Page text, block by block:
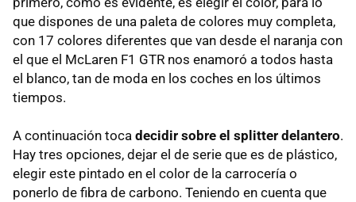
que dispones de una paleta de colores muy completa,
con 17 colores diferentes que van desde el naranja con
el que el McLaren F1 GTR nos enamoró a todos hasta
el blanco, tan de moda en los coches en los últimos
tiempos.
A continuación toca decidir sobre el splitter delantero.
Hay tres opciones, dejar el de serie que es de plástico,
elegir este pintado en el color de la carrocería o
ponerlo de fibra de carbono. Teniendo en cuenta que